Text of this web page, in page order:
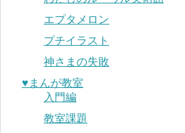
エプタメロン
プチイラスト
神さまの失敗
♥︎まんが教室
入門編
教室課題